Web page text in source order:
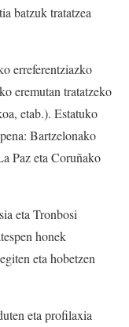
batzuk tratatzea
erreferentziazko
eremutan tratatzeko
etab.). Estatuko
Bartzelonako
Paz eta Coruñako
eta Tronbosi
honek
eta hobetzen
eta profilaxia